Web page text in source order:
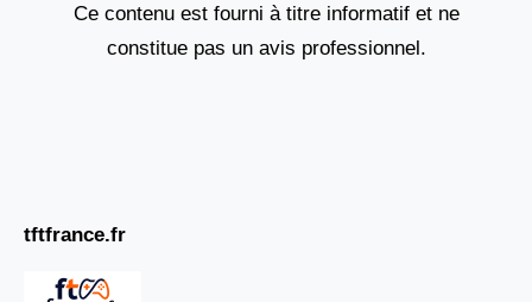
Ce contenu est fourni à titre informatif et ne
constitue pas un avis professionnel.
tftfrance.fr